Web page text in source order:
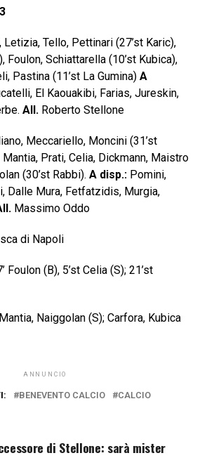
Tello, Pettinari (27’st Karic),
Foulon, Schiattarella (10’st Kubica),
Pastina (11’st La Gumina) A
El Kaouakibi, Farias, Jureskin,
All.Roberto Stellone
Meccariello, Moncini (31’st
Prati, Celia, Dickmann, Maistro
(30’st Rabbi). A disp.:Pomini,
Dalle Mura, Fetfatzidis, Murgia,
Massimo Oddo
di Napoli
Foulon (B), 5’st Celia (S); 21’st
Naiggolan (S); Carfora, Kubica
ANNUNCIO
BENEVENTO CALCIO
CALCIO
di Stellone: sarà mister